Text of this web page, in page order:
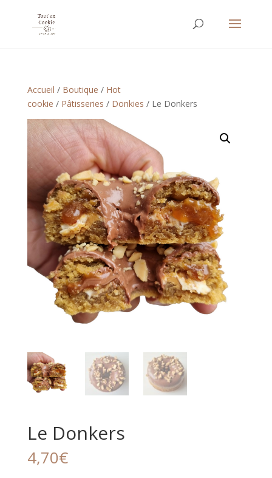
Accueil / Boutique / Hot
cookie / Pâtisseries / Donkies / Le Donkers
Le Donkers
4,70€